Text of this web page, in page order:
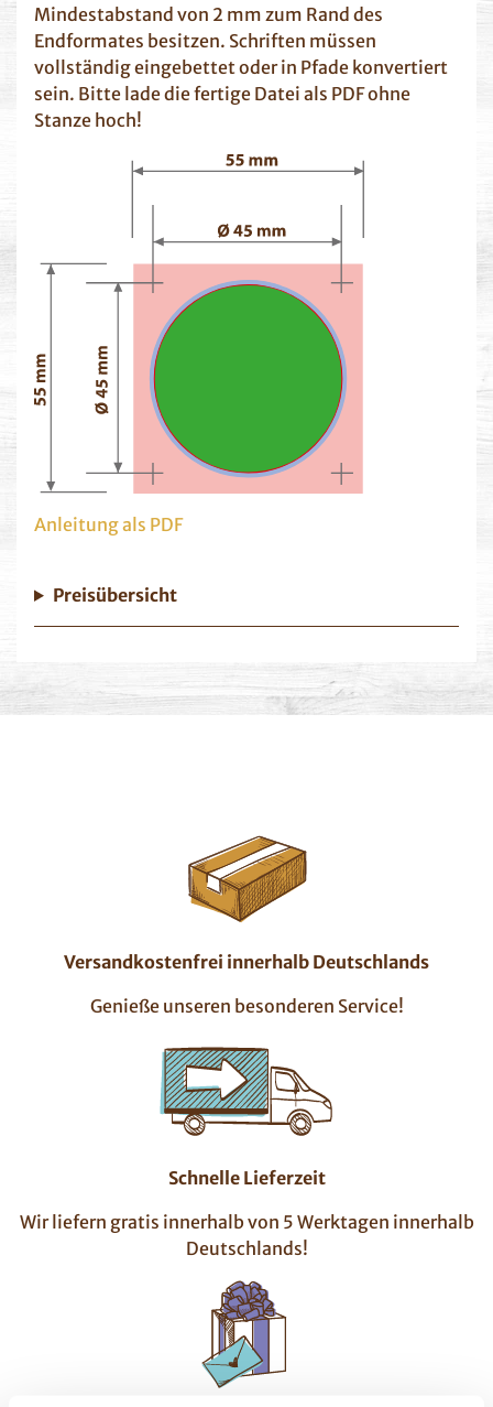
Mindestabstand von 2 mm zum Rand des
Endformates besitzen. Schriften müssen
vollständig eingebettet oder in Pfade konvertiert
sein. Bitte lade die fertige Datei als PDF ohne
Stanze hoch!
Anleitung als PDF
Preisübersicht
Versandkostenfrei innerhalb Deutschlands
Genieße unseren besonderen Service!
Schnelle Lieferzeit
Wir liefern gratis innerhalb von 5 Werktagen innerhalb
Deutschlands!